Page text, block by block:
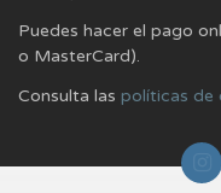
Puedes hacer el pago
o MasterCard).
Consulta las políticas de